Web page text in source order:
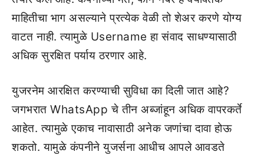
माहितीचा भाग असल्याने प्रत्येक वेळी तो शेअर करणे योग्य
वाटत नाही. त्यामुळे Username हा संवाद साधण्यासाठी
अधिक सुरक्षित पर्याय ठरणार आहे.
युजरनेम आरक्षित करण्याची सुविधा का दिली जात आहे?
जगभरात WhatsApp चे तीन अब्जांहून अधिक वापरकर्ते
आहेत. त्यामुळे एकाच नावासाठी अनेक जणांचा दावा होऊ
शकतो. यामुळे कंपनीने युजर्सना आधीच आपले आवडते